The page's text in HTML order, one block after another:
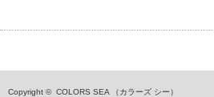
Copyright © COLORS SEA （カラーズ シー）